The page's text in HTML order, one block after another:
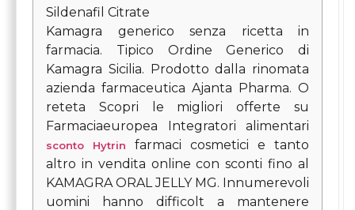
Kamagra generico senza ricetta in
farmacia. Tipico Ordine Generico di
Kamagra Sicilia. Prodotto dalla rinomata
azienda farmaceutica Ajanta Pharma. O
reteta Scopri le migliori offerte su
Farmaciaeuropea Integratori alimentari
sconto Hytrin
farmaci cosmetici e tanto
altro in vendita online con sconti fino al
KAMAGRA ORAL JELLY MG. Innumerevoli
uomini hanno difficolt a mantenere